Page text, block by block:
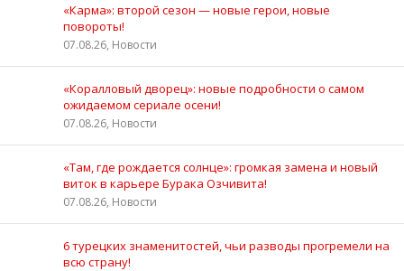
«Карма»: второй сезон — новые герои, новые
повороты!
07.08.26, Новости
«Коралловый дворец»: новые подробности о самом
ожидаемом сериале осени!
07.08.26, Новости
«Там, где рождается солнце»: громкая замена и новый
виток в карьере Бурака Озчивита!
07.08.26, Новости
6 турецких знаменитостей, чьи разводы прогремели на
всю страну!